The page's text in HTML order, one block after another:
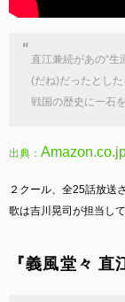
直江兼続があの“
(だね)だったとした
戦国の歴史に一石
出典：
２クール、全25話放送
歌は吉川晃司が担当し
『義風堂々